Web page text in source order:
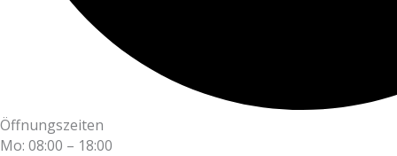
Öffnungszeiten
Mo: 08:00 – 18:00